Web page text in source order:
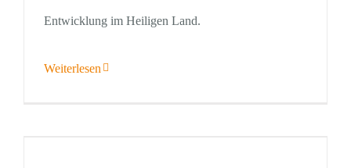
Entwicklung im Heiligen Land.
Weiterlesen